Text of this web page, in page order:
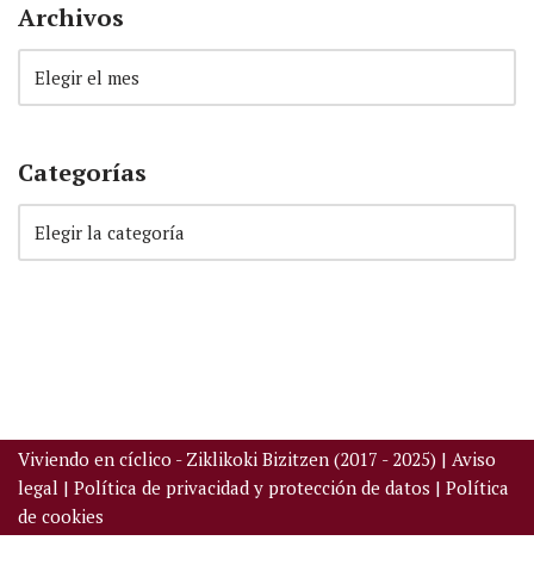
Archivos
Categorías
Viviendo en cíclico - Ziklikoki Bizitzen (2017 - 2025) | Aviso
legal | Política de privacidad y protección de datos | Política
de cookies